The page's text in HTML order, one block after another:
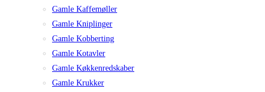
Gamle Kaffemøller
Gamle Kniplinger
Gamle Kobberting
Gamle Kotavler
Gamle Køkkenredskaber
Gamle Krukker